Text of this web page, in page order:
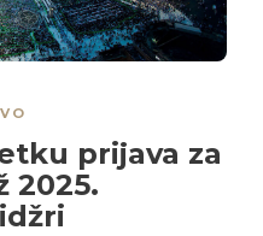
prijava za
2025.